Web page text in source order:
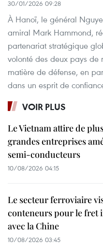
30/01/2026 09:28
À Hanoï, le général
amiral Mark Hammond,
partenariat stratégique
volonté des deux pays de
matière de défense, en
dans un esprit de
VOIR PLUS
Le Vietnam attire de
grandes entreprises
semi-conducteurs
10/08/2026 04:15
Le secteur ferroviaire
conteneurs pour le fret
avec la Chine
10/08/2026 03:45